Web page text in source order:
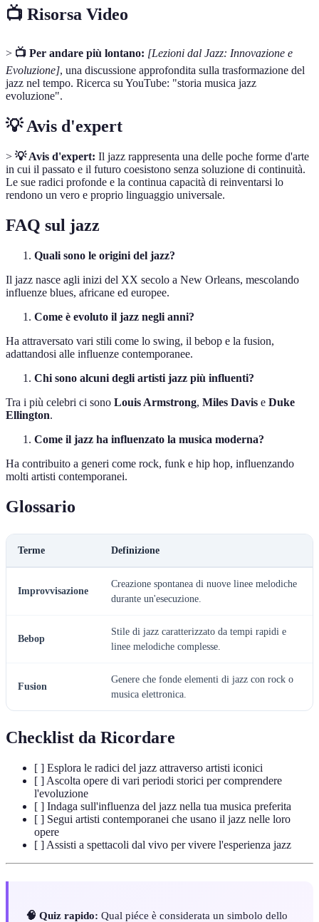
📺 Risorsa Video
> 📺 Per andare più lontano: [Lezioni dal Jazz: Innovazione e
Evoluzione], una discussione approfondita sulla trasformazione del
jazz nel tempo. Ricerca su YouTube: "storia musica jazz
evoluzione".
💡 Avis d'expert
> 💡 Avis d'expert: Il jazz rappresenta una delle poche forme d'arte
in cui il passato e il futuro coesistono senza soluzione di continuità.
Le sue radici profonde e la continua capacità di reinventarsi lo
rendono un vero e proprio linguaggio universale.
FAQ sul jazz
Quali sono le origini del jazz?
Il jazz nasce agli inizi del XX secolo a New Orleans, mescolando
influenze blues, africane ed europee.
Come è evoluto il jazz negli anni?
Ha attraversato vari stili come lo swing, il bebop e la fusion,
adattandosi alle influenze contemporanee.
Chi sono alcuni degli artisti jazz più influenti?
Tra i più celebri ci sono Louis Armstrong, Miles Davis e Duke
Ellington.
Come il jazz ha influenzato la musica moderna?
Ha contribuito a generi come rock, funk e hip hop, influenzando
molti artisti contemporanei.
Glossario
Terme Definizione
Improvvisazione
Creazione spontanea di nuove linee melodiche
durante un'esecuzione.
Bebop
Stile di jazz caratterizzato da tempi rapidi e
linee melodiche complesse.
Fusion
Genere che fonde elementi di jazz con rock o
musica elettronica.
Checklist da Ricordare
[ ] Esplora le radici del jazz attraverso artisti iconici
[ ] Ascolta opere di vari periodi storici per comprendere
l'evoluzione
[ ] Indaga sull'influenza del jazz nella tua musica preferita
[ ] Segui artisti contemporanei che usano il jazz nelle loro
opere
[ ] Assisti a spettacoli dal vivo per vivere l'esperienza jazz
🧠 Quiz rapido: Qual piéce è considerata un simbolo dello